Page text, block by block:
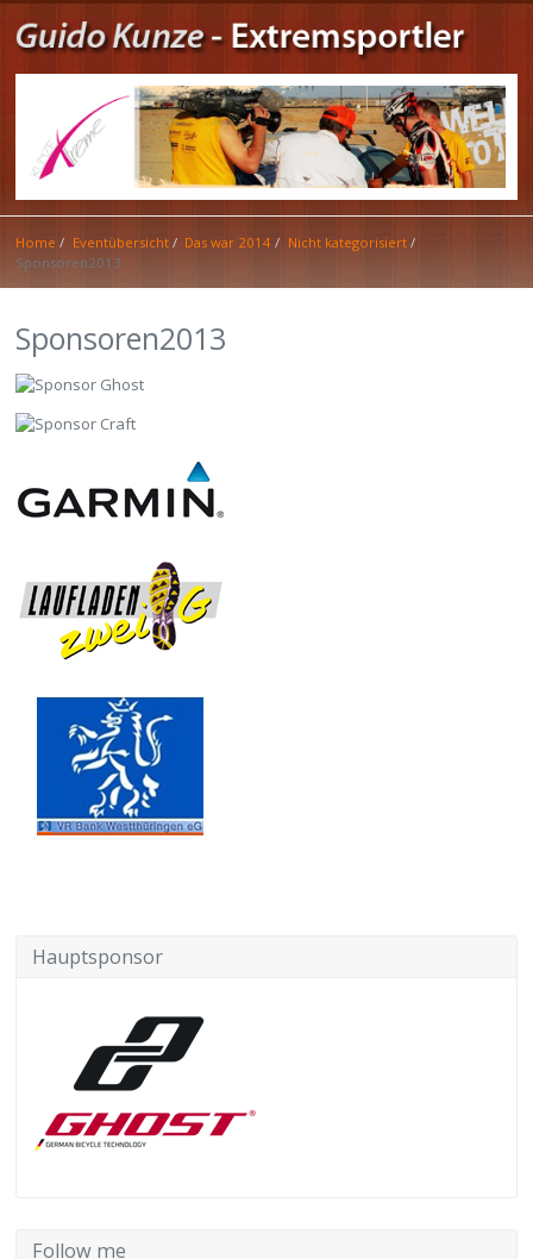
Home Eventübersicht Das war 2014
Nicht kategorisiert
Sponsoren2013
Sponsoren2013
Hauptsponsor
Follow me